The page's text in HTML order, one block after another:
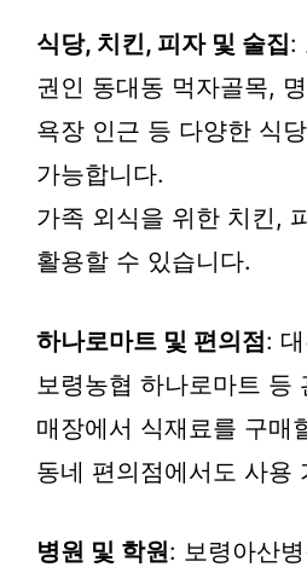
식당, 치킨, 피자 및 술집:
권인 동대동 먹자골목,
욕장 인근 등 다양한 식
가능합니다.
가족 외식을 위한 치킨,
활용할 수 있습니다.
하나로마트 및 편의점:
보령농협 하나로마트 등
매장에서 식재료를 구매
동네 편의점에서도 사용
병원 및 학원: 보령아산